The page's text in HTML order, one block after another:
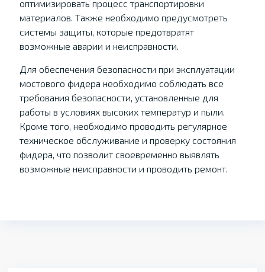
оптимизировать процесс транспортировки
материалов. Также необходимо предусмотреть
системы защиты, которые предотвратят
возможные аварии и неисправности.
Для обеспечения безопасности при эксплуатации
мостового фидера необходимо соблюдать все
требования безопасности, установленные для
работы в условиях высоких температур и пыли.
Кроме того, необходимо проводить регулярное
техническое обслуживание и проверку состояния
фидера, что позволит своевременно выявлять
возможные неисправности и проводить ремонт.